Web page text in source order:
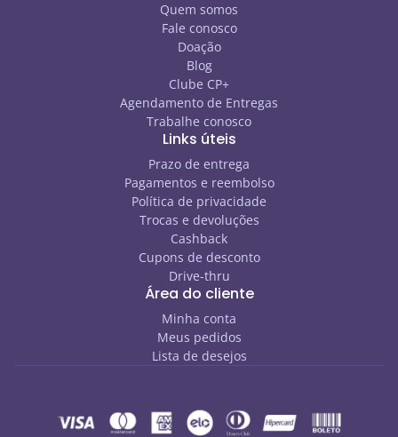
Quem somos
Fale conosco
Doação
Blog
Clube CP+
Agendamento de Entregas
Trabalhe conosco
Links úteis
Prazo de entrega
Pagamentos e reembolso
Política de privacidade
Trocas e devoluções
Cashback
Cupons de desconto
Drive-thru
Área do cliente
Minha conta
Meus pedidos
Lista de desejos